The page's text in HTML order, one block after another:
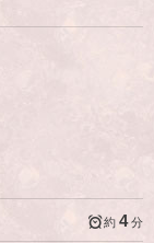
約 4分